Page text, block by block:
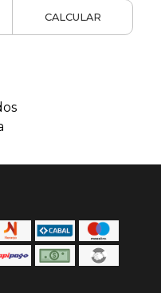
CALCULAR